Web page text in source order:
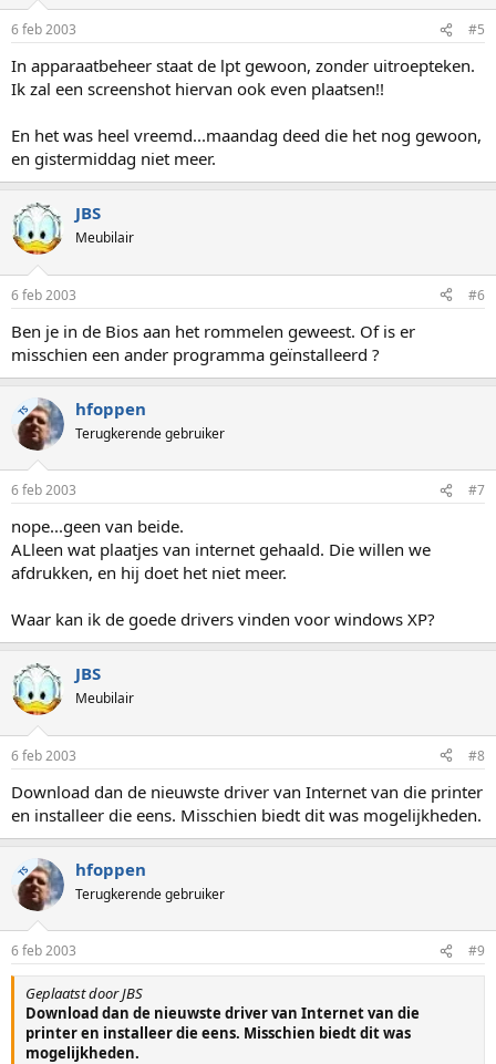
6 feb 2003 #5
In apparaatbeheer staat de lpt gewoon, zonder uitroepteken.
Ik zal een screenshot hiervan ook even plaatsen!!
En het was heel vreemd...maandag deed die het nog gewoon,
en gistermiddag niet meer.
JBS
Meubilair
6 feb 2003 #6
Ben je in de Bios aan het rommelen geweest. Of is er
misschien een ander programma geïnstalleerd ?
TS hfoppen
Terugkerende gebruiker
6 feb 2003 #7
nope...geen van beide.
ALleen wat plaatjes van internet gehaald. Die willen we
afdrukken, en hij doet het niet meer.
Waar kan ik de goede drivers vinden voor windows XP?
JBS
Meubilair
6 feb 2003 #8
Download dan de nieuwste driver van Internet van die printer
en installeer die eens. Misschien biedt dit was mogelijkheden.
TS hfoppen
Terugkerende gebruiker
6 feb 2003 #9
Geplaatst door JBS
Download dan de nieuwste driver van Internet van die
printer en installeer die eens. Misschien biedt dit was
mogelijkheden.